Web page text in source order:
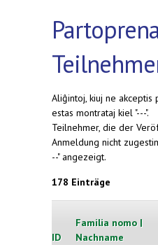
Aliĝintoj, kiuj ne
estas montrataj kiel "---".
Teilnehmer, die der
Anmeldung nicht
--" angezeigt.
178 Einträge
ID
Familia nomo |
Nachname